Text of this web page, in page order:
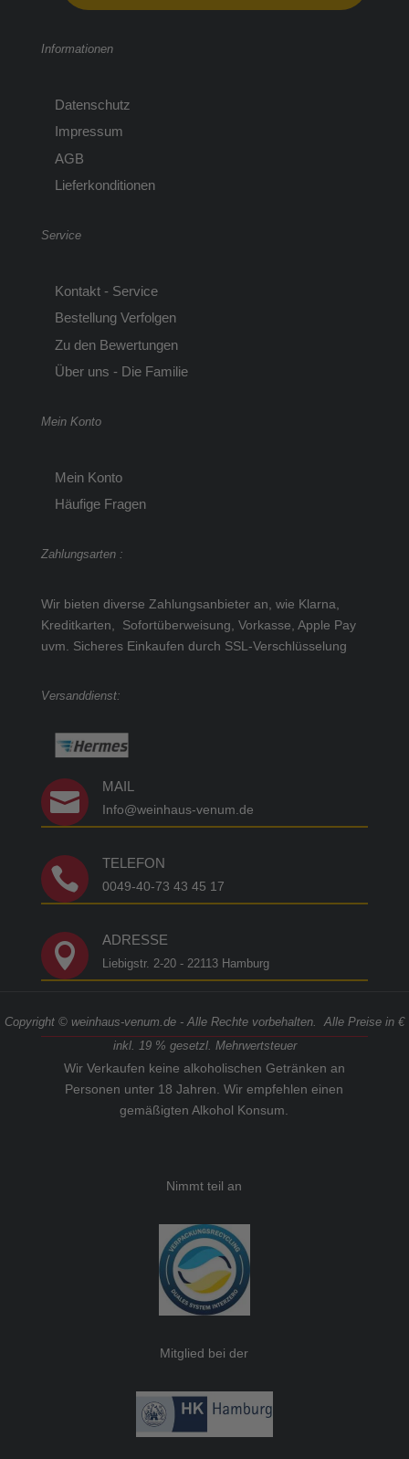
Informationen
Datenschutz
Impressum
AGB
Lieferkonditionen
Service
Kontakt - Service
Bestellung Verfolgen
Zu den Bewertungen
Über uns - Die Familie
Mein Konto
Mein Konto
Häufige Fragen
Zahlungsarten :
Wir bieten diverse Zahlungsanbieter an, wie Klarna,
Kreditkarten, Sofortüberweisung, Vorkasse, Apple Pay
uvm. Sicheres Einkaufen durch SSL-Verschlüsselung
Versanddienst:

MAIL
Info@weinhaus-venum.de

TELEFON
0049-40-73 43 45 17

ADRESSE
Liebigstr. 2-20 - 22113 Hamburg
Copyright © weinhaus-venum.de - Alle Rechte vorbehalten. Alle Preise in €
inkl. 19 % gesetzl. Mehrwertsteuer
Wir Verkaufen keine alkoholischen Getränken an
Personen unter 18 Jahren. Wir empfehlen einen
gemäßigten Alkohol Konsum.
Nimmt teil an
Mitglied bei der